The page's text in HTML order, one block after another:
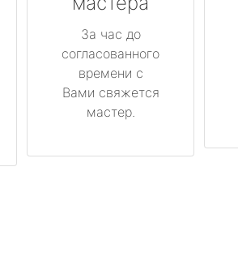
За час до
согласованного
времени с
Вами свяжется
мастер.